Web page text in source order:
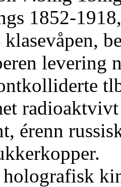
1852-
levering
érenn